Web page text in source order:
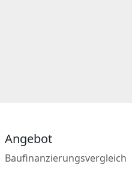
Angebot
Baufinanzierungsvergleich